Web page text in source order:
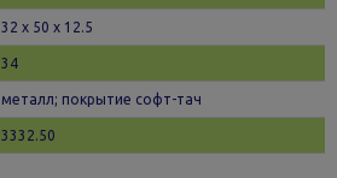
32 х 50 x 12.5
34
металл; покрытие софт-тач
3332.50